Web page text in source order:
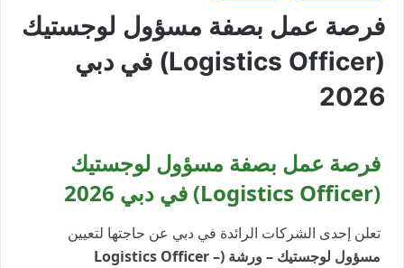
فرصة عمل بصفة مسؤول لوجستيك
(Logistics Officer) في دبي
2026
فرصة عمل بصفة مسؤول لوجستيك
(Logistics Officer) في دبي 2026
تعلن إحدى الشركات الرائدة في دبي عن حاجتها لتعيين
مسؤول لوجستيك – ورشة (Logistics Officer –